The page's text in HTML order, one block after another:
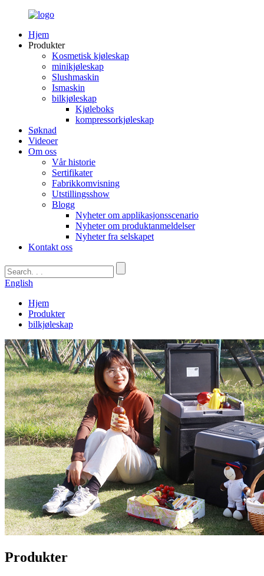
Hjem
Produkter
Kosmetisk kjøleskap
minikjøleskap
Slushmaskin
Ismaskin
bilkjøleskap
Kjøleboks
kompressorkjøleskap
Søknad
Videoer
Om oss
Vår historie
Sertifikater
Fabrikkomvisning
Utstillingsshow
Blogg
Nyheter om applikasjonsscenario
Nyheter om produktanmeldelser
Nyheter fra selskapet
Kontakt oss
English
Hjem
Produkter
bilkjøleskap
Produkter